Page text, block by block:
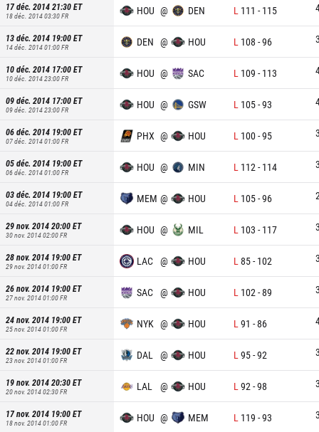
17 déc. 2014 21:30ET
18 déc. 2014 03:30FR HOU @ DEN L 111 - 115
13 déc. 2014 19:00ET
14 déc. 2014 01:00FR DEN @ HOU L 108 -96
10 déc. 2014 17:00ET
10 déc. 2014 23:00FR HOU @ SAC L 109 - 113
09 déc. 2014 17:00ET
09 déc. 2014 23:00FR HOU @ GSW L 105-93
06 déc. 2014 19:00ET
07 déc. 2014 01:00FR PHX @ HOU L 100-95
05 déc. 2014 19:00ET
06 déc. 2014 01:00FR HOU @ MIN L 112 - 114
03 déc. 2014 19:00ET
04 déc. 2014 01:00FR MEM @ HOU L 105-96
29 nov. 2014 20:00ET
30 nov. 2014 02:00FR HOU @ MIL L 103 - 117
28 nov. 2014 19:00ET
29 nov. 2014 01:00FR LAC @ HOU L 85- 102
26 nov. 2014 19:00ET
27 nov. 2014 01:00FR SAC @ HOU L 102 -89
24 nov. 2014 19:00ET
25 nov. 2014 01:00FR NYK @ HOU L 91 -86
22 nov. 2014 19:00ET
23 nov. 2014 01:00FR DAL @ HOU L 95-92
19 nov. 2014 20:30ET
20 nov. 2014 02:30FR LAL @ HOU L 92 -98
17 nov. 2014 19:00ET
18 nov. 2014 01:00FR HOU @ MEM L 119 -93